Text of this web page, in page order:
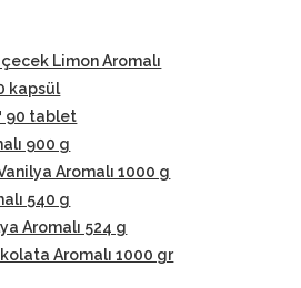
Limon Aromalı
kapsül
90 tablet
900 g
Aromalı 1000 g
540 g
Aromalı 524 g
Aromalı 1000 gr